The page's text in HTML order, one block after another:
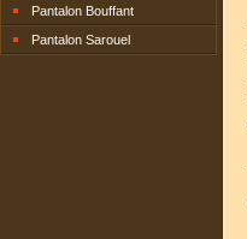
Pantalon Bouffant
Pantalon Sarouel